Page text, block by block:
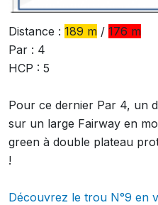
Distance : 189 m / 176 m
Par : 4
HCP : 5
Pour ce dernier Par 4, un
sur un large Fairway en
green à double plateau
!
Découvrez le trou N°9 en